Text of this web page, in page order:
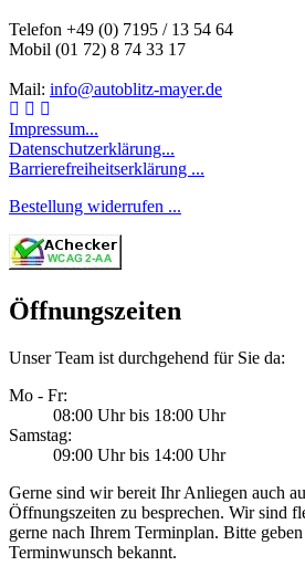
Telefon +49 (0) 7195 / 13 54 64
Mobil (01 72) 8 74 33 17
Mail: info@autoblitz-mayer.de
Facebook
Youtube
Impressum...
Datenschutzerklärung...
Barrierefreiheitserklärung ...
Bestellung widerrufen ...
Öffnungszeiten
Unser Team ist durchgehend für Sie da:
Mo - Fr:
08:00 Uhr bis 18:00 Uhr
Samstag:
09:00 Uhr bis 14:00 Uhr
Gerne sind wir bereit Ihr Anliegen auch
Öffnungszeiten zu besprechen. Wir sind
gerne nach Ihrem Terminplan. Bitte
Terminwunsch bekannt.